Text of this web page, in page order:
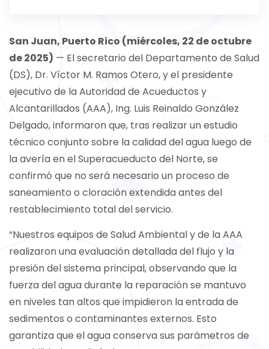
San Juan, Puerto Rico (miércoles, 22 de octubre
de 2025) — El secretario del Departamento de Salud
(DS), Dr. Víctor M. Ramos Otero, y el presidente
ejecutivo de la Autoridad de Acueductos y
Alcantarillados (AAA), Ing. Luis Reinaldo González
Delgado, informaron que, tras realizar un estudio
técnico conjunto sobre la calidad del agua luego de
la avería en el Superacueducto del Norte, se
confirmó que no será necesario un proceso de
saneamiento o cloración extendida antes del
restablecimiento total del servicio.
“Nuestros equipos de Salud Ambiental y de la AAA
realizaron una evaluación detallada del flujo y la
presión del sistema principal, observando que la
fuerza del agua durante la reparación se mantuvo
en niveles tan altos que impidieron la entrada de
sedimentos o contaminantes externos. Esto
garantiza que el agua conserva sus parámetros de